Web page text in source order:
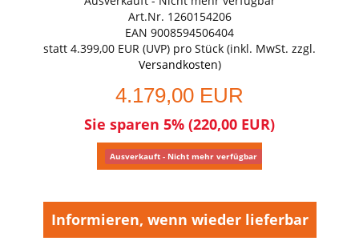
Art.Nr. 1260154206
EAN 9008594506404
statt 4.399,00 EUR (UVP) pro Stück (inkl. MwSt. zzgl.
Versandkosten)
4.179,00 EUR
Sie sparen 5% (220,00 EUR)
Ausverkauft - Nicht mehr verfügbar
Informieren, wenn wieder lieferbar